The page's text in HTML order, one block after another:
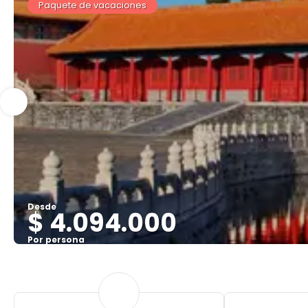
Paquete de vacaciones
Desde
$ 4.094.000
Por persona